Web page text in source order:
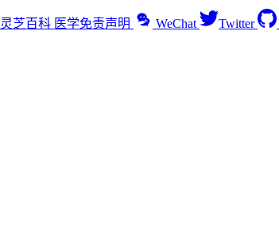
灵芝百科 医学免责声明 WeChat Twitter